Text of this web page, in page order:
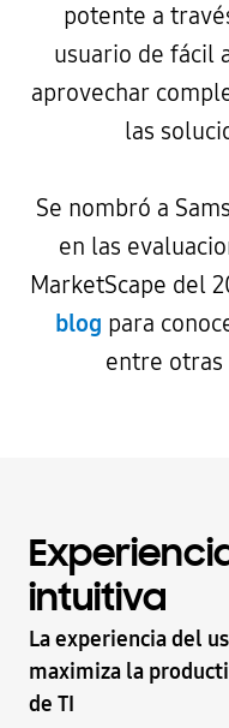
potente a
usuario de fácil
aprovechar
las
Se nombró a
en las
MarketScape del
blog para
entre otras
intuitiva
La experiencia del
maximiza la
de TI